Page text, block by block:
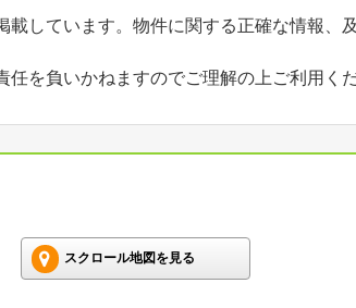
載しています。物件に関する正確な情報、
を負いかねますのでご理解の上ご利用くだ
スクロール地図を見る